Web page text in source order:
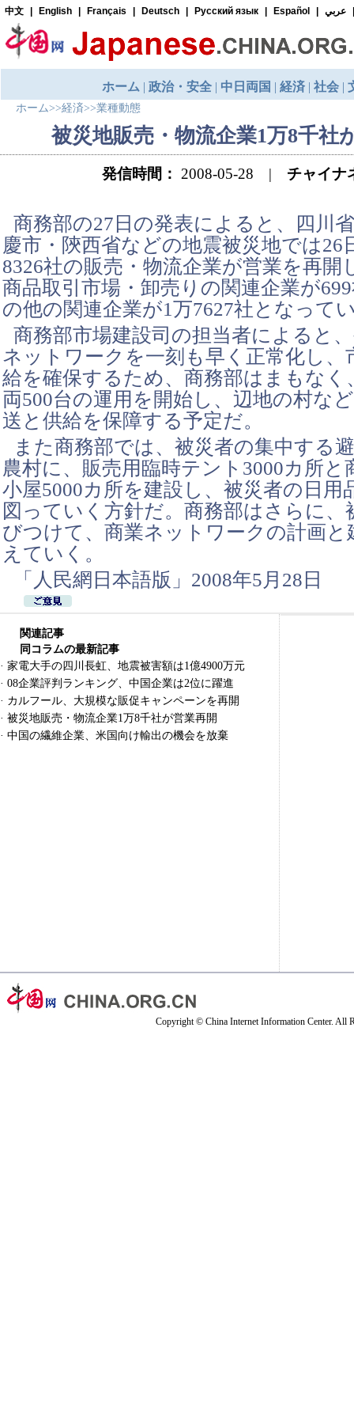
ホーム>>経済>>業種動態
被災地販売・物流企業1万8千社
発信時間： 2008-05-28 | チャイナ
商務部の27日の発表によると、四川
慶市・陝西省などの地震被災地では26
8326社の販売・物流企業が営業を再開
商品取引市場・卸売りの関連企業が
の他の関連企業が1万7627社となって
商務部市場建設司の担当者によると
ネットワークを一刻も早く正常化し、
給を確保するため、商務部はまもなく
両500台の運用を開始し、辺地の村な
送と供給を保障する予定だ。
また商務部では、被災者の集中する
農村に、販売用臨時テント3000カ所と
小屋5000カ所を建設し、被災者の日用
図っていく方針だ。商務部はさらに、
びつけて、商業ネットワークの計画と
えていく。
「人民網日本語版」2008年5月28日
関連記事
同コラムの最新記事
· 家電大手の四川長虹、地震被害額は1億4900万元
· 08企業評判ランキング、中国企業は2位に躍進
· カルフール、大規模な販促キャンペーンを再開
· 被災地販売・物流企業1万8千社が営業再開
· 中国の繊維企業、米国向け輸出の機会を放棄